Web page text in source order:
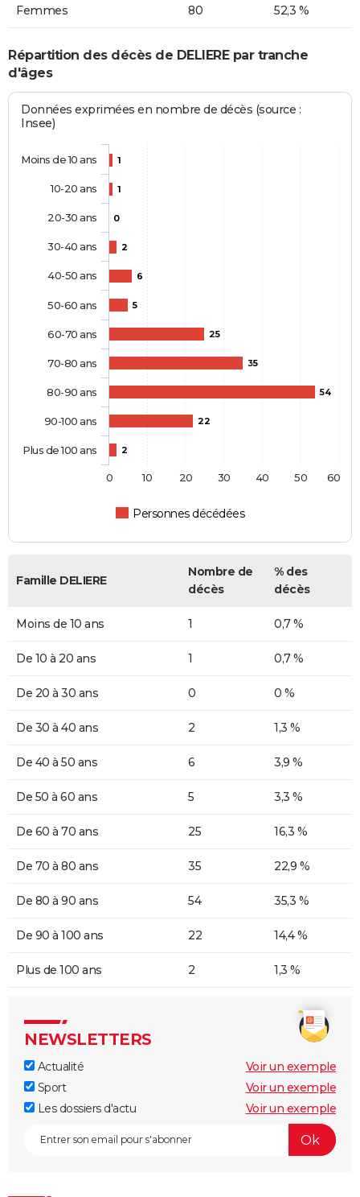
Femmes 80 52,3 %
Répartition des décès de DELIERE par tranche
d'âges
Données exprimées en nombre de décès (source :
Insee)
1
1
0
2
6
5
25
35
54
22
2
Personnes décédées
Moins de 10 ans
10-20 ans
20-30 ans
30-40 ans
40-50 ans
50-60 ans
60-70 ans
70-80 ans
80-90 ans
90-100 ans
Plus de 100 ans
0 10 20 30 40 50 60
Famille DELIERE
Nombre de
décès
% des
décès
Moins de 10 ans 1 0,7 %
De 10 à 20 ans 1 0,7 %
De 20 à 30 ans 0 0 %
De 30 à 40 ans 2 1,3 %
De 40 à 50 ans 6 3,9 %
De 50 à 60 ans 5 3,3 %
De 60 à 70 ans 25 16,3 %
De 70 à 80 ans 35 22,9 %
De 80 à 90 ans 54 35,3 %
De 90 à 100 ans 22 14,4 %
Plus de 100 ans 2 1,3 %
NEWSLETTERS
Actualité
Voir un exemple
Sport
Voir un exemple
Les dossiers d'actu
Voir un exemple